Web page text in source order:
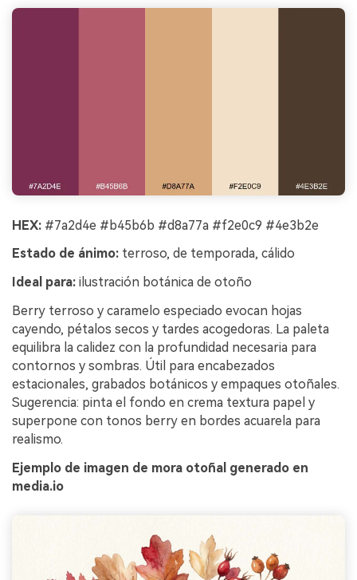
HEX: #7a2d4e #b45b6b #d8a77a #f2e0c9 #4e3b2e
Estado de ánimo: terroso, de temporada, cálido
Ideal para: ilustración botánica de otoño
Berry terroso y caramelo especiado evocan hojas
cayendo, pétalos secos y tardes acogedoras. La paleta
equilibra la calidez con la profundidad necesaria para
contornos y sombras. Útil para encabezados
estacionales, grabados botánicos y empaques otoñales.
Sugerencia: pinta el fondo en crema textura papel y
superpone con tonos berry en bordes acuarela para
realismo.
Ejemplo de imagen de mora otoñal generado en
media.io